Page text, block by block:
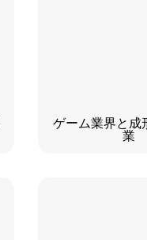
ゲーム業界と成
業